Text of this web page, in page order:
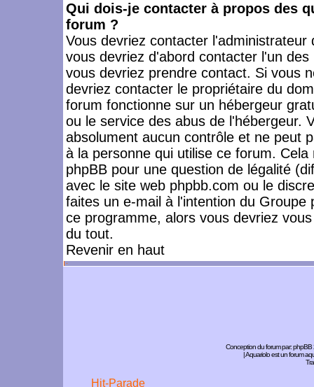
Qui dois-je contacter à propos des
forum ?
Vous devriez contacter
vous devriez d'abord contacter l'un
vous devriez prendre contact. Si vous
devriez contacter le propriétaire du
forum fonctionne sur un hébergeur
ou le service des abus de l'hébergeur.
absolument aucun contrôle et ne peut
à la personne qui utilise ce forum.
phpBB pour une question de légalité
avec le site web phpbb.com ou le
faites un e-mail à l'intention du
ce programme, alors vous devriez
du tout.
Revenir en haut
Conception du forum par:phpBB
| Aquariolo est un forum